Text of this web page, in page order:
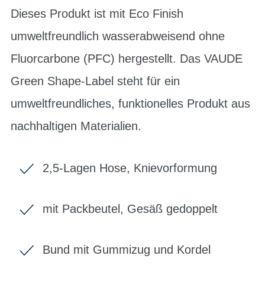
Dieses Produkt ist mit Eco Finish
umweltfreundlich wasserabweisend ohne
Fluorcarbone (PFC) hergestellt. Das VAUDE
Green Shape-Label steht für ein
umweltfreundliches, funktionelles Produkt aus
nachhaltigen Materialien.
2,5-Lagen Hose, Knievorformung
mit Packbeutel, Gesäß gedoppelt
Bund mit Gummizug und Kordel